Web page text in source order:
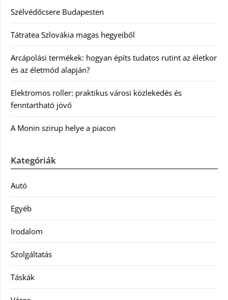
Szélvédőcsere Budapesten
Tátratea Szlovákia magas hegyeiből
Arcápolási termékek: hogyan építs tudatos rutint az életkor
és az életmód alapján?
Elektromos roller: praktikus városi közlekedés és
fenntartható jövő
A Monin szirup helye a piacon
Kategóriák
Autó
Egyéb
Irodalom
Szolgáltatás
Táskák